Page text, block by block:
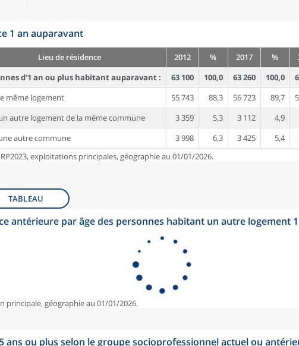
1 an auparavant
Lieu de résidence 2012 % 2017 %
d'1 an ou plus habitant auparavant :
63 100 100,0 63 260 100,0
même logement
55 743 88,3 56 723 89,7
autre logement de la même commune
3 359 5,3 3 112 4,9
autre commune
3 998 6,3 3 425 5,4
RP2023, exploitations principales, géographie au 01/01/2026.
TABLEAU
antérieure par âge des personnes habitant un autre logement
principale, géographie au 01/01/2026.
ans ou plus selon le groupe socioprofessionnel actuel ou